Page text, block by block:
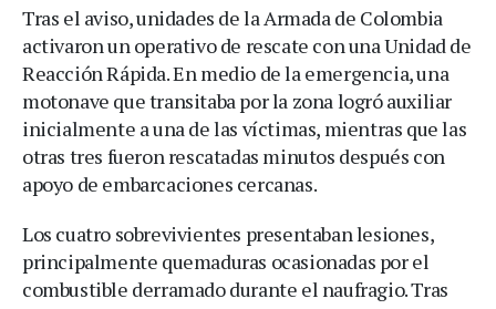
Tras el aviso, unidades de la Armada de Colombia
activaron un operativo de rescate con una Unidad de
Reacción Rápida. En medio de la emergencia, una
motonave que transitaba por la zona logró auxiliar
inicialmente a una de las víctimas, mientras que las
otras tres fueron rescatadas minutos después con
apoyo de embarcaciones cercanas.
Los cuatro sobrevivientes presentaban lesiones,
principalmente quemaduras ocasionadas por el
combustible derramado durante el naufragio. Tras